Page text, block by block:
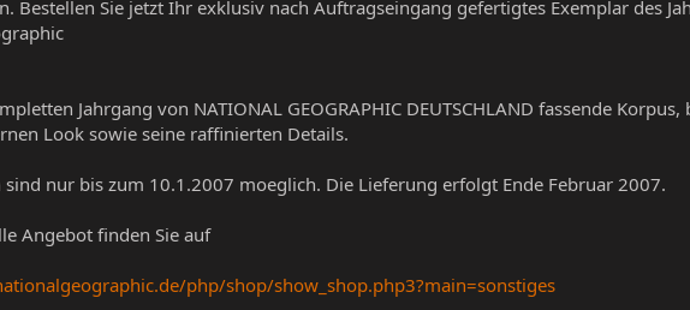
Bestellen Sie jetzt Ihr exklusiv nach Auftragseingang gefertigtes Exemplar des
Jahrgang von NATIONAL GEOGRAPHIC DEUTSCHLAND fassende
Look sowie seine raffinierten Details.
sind nur bis zum 10.1.2007 moeglich. Die Lieferung erfolgt Ende Februar 2007.
Angebot finden Sie auf
php/shop/show_shop.php3?main=sonstiges